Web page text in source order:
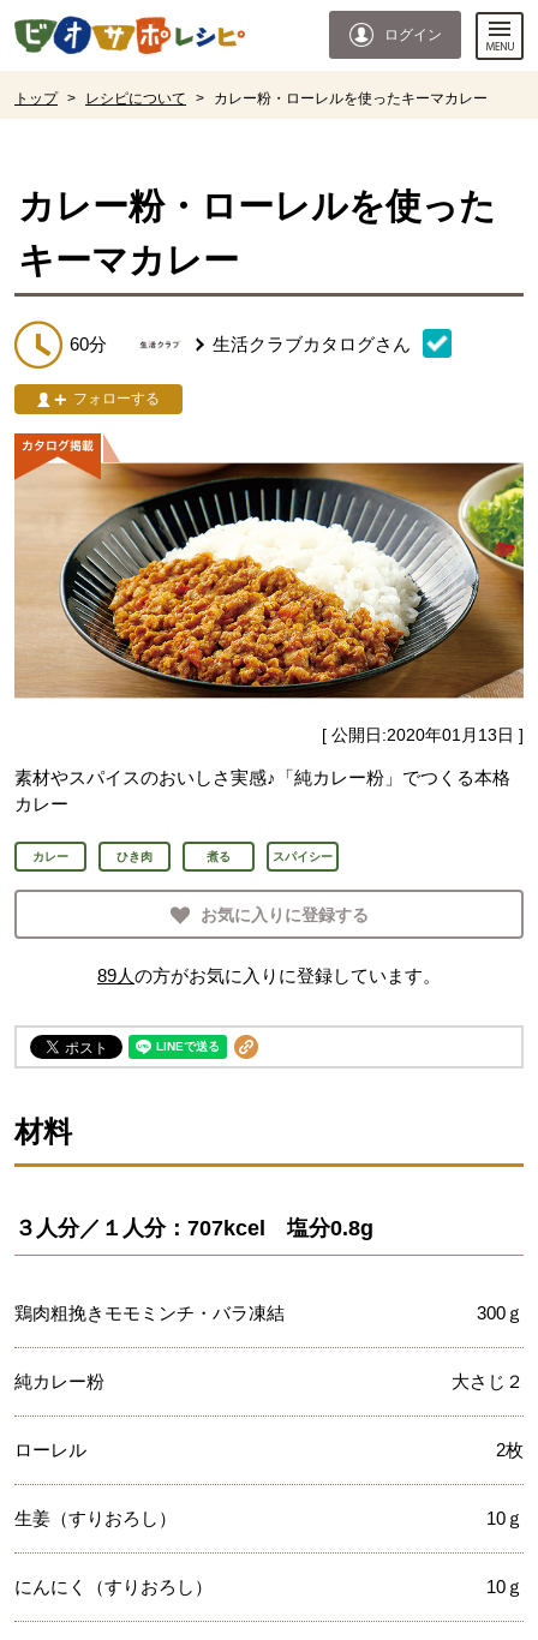
ページの先頭です。
ログイン
トップ > レシピについて > カレー粉・ローレルを使ったキーマカレー
カレー粉・ローレルを使った
キーマカレー
60分 生活クラブカタログさん
フォローする
[ 公開日:2020年01月13日 ]
素材やスパイスのおいしさ実感♪「純カレー粉」でつくる本格
カレー
カレー ひき肉 煮る スパイシー
お気に入りに登録する
89人の方がお気に入りに登録しています。
材料
３人分／１人分：707kcel 塩分0.8g
鶏肉粗挽きモモミンチ・バラ凍結 300ｇ
純カレー粉 大さじ２
ローレル 2枚
生姜（すりおろし） 10ｇ
にんにく（すりおろし） 10ｇ